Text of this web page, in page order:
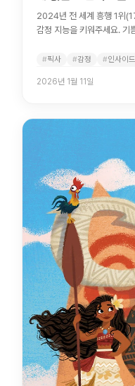
2024년 전 세계 흥행 1위
감정 지능을 키워주세요. 기
픽사 감정 인사이
2026년 1월 11일